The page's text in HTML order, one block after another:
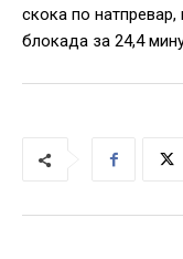
скока по
блокада за 24,4